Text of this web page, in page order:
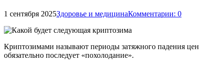
1 сентября 2025Здоровье и медицинаКомментарии: 0
Криптозимами называют периоды затяжного падения
обязательно последует «похолодание».